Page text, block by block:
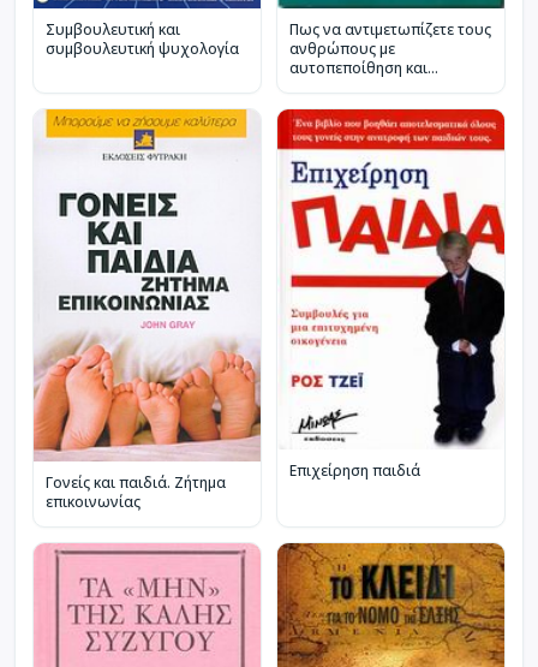
Συμβουλευτική και
συμβουλευτική ψυχολογία
Πως να αντιμετωπίζετε τους
ανθρώπους με
αυτοπεποίθηση και
Γονείς και παιδιά. Ζήτημα
επικοινωνίας
Επιχείρηση παιδιά